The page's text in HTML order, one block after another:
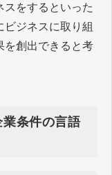
スをするといった
ジネスに取り組
を創出できると考
条件の言語